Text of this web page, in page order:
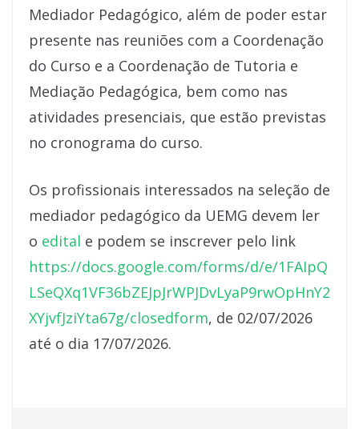
Mediador Pedagógico, além de poder estar
presente nas reuniões com a Coordenação
do Curso e a Coordenação de Tutoria e
Mediação Pedagógica, bem como nas
atividades presenciais, que estão previstas
no cronograma do curso.
Os profissionais interessados na seleção de
mediador pedagógico da UEMG devem ler
o edital e podem se inscrever pelo link
https://docs.google.com/forms/d/e/1FAIpQ
LSeQXq1VF36bZEJpJrWPJDvLyaP9rwOpHnY2
XYjvfJziYta67g/closedform, de 02/07/2026
até o dia 17/07/2026.